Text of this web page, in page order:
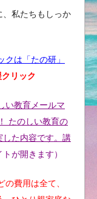
私たちもしっか
は「たの研」
リック
い教育メールマ
たのしい教育の
した内容です。講
トが開きます）
費用は全て、